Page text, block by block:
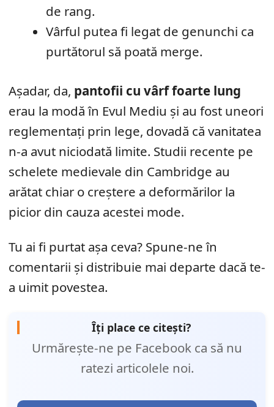
de rang.
Vârful putea fi legat de genunchi ca
purtătorul să poată merge.
Așadar, da, pantofii cu vârf foarte lung
erau la modă în Evul Mediu și au fost uneori
reglementați prin lege, dovadă că vanitatea
n-a avut niciodată limite. Studii recente pe
schelete medievale din Cambridge au
arătat chiar o creștere a deformărilor la
picior din cauza acestei mode.
Tu ai fi purtat așa ceva? Spune-ne în
comentarii și distribuie mai departe dacă te-
a uimit povestea.
Îți place ce citești?
Urmărește-ne pe Facebook ca să nu
ratezi articolele noi.